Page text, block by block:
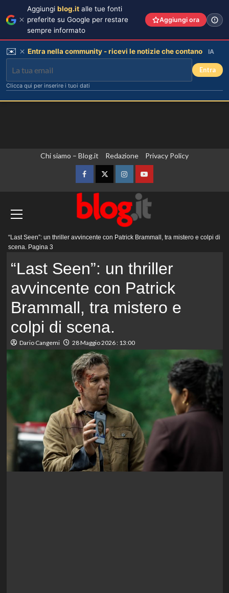
Chi siamo – Blog.it Redazione Privacy Policy
FacebookTwitterInstagramYouTube
principale
“Last Seen”: un thriller avvincente con Patrick Brammall, tra mistero e colpi di
scena. Pagina 3
“Last Seen”: un thriller
avvincente con Patrick
Brammall, tra mistero e
colpi di scena.
Dario Cangemi 28 Maggio 2026 : 13:00
Aggiungi blog.it alle tue fonti
preferite su Google per restare
sempre informato
Aggiungi ora
✉️ Entra nella community - ricevi le notizie che contano IA
Entra
Clicca qui per inserire i tuoi dati